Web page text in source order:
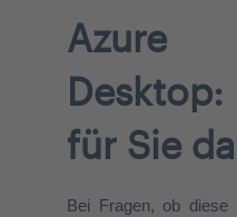
für Sie
Bei Fragen, ob diese